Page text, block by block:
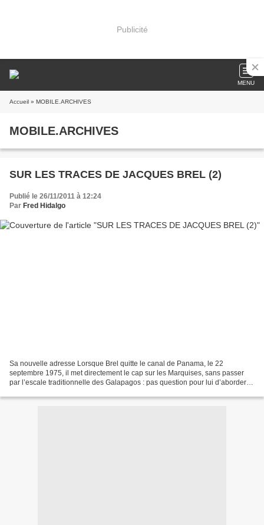
Publicité
MENU
Accueil » MOBILE.ARCHIVES
MOBILE.ARCHIVES
SUR LES TRACES DE JACQUES BREL (2)
Publié le 26/11/2011 à 12:24
Par Fred Hidalgo
Sa nouvelle adresse Lorsque Brel quitte le canal de Panama, le 22
septembre 1975, il met directement le cap sur les Marquises, sans passer
par l’escale traditionnelle des Galapagos : pas question pour lui d’aborder